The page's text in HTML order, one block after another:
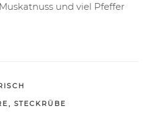
und viel Pfeffer
, STECKRÜBE